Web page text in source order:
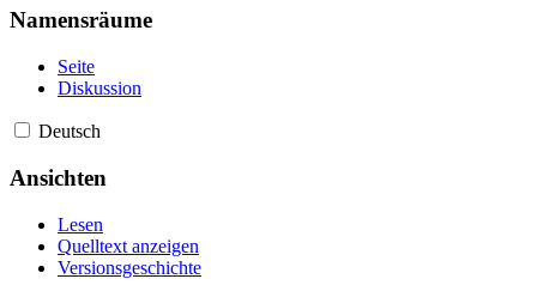
Namensräume
Seite
Diskussion
Deutsch
Ansichten
Lesen
Quelltext anzeigen
Versionsgeschichte